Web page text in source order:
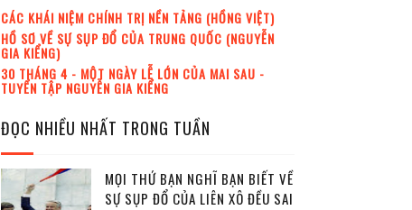
CÁC KHÁI NIỆM CHÍNH TRỊ NỀN TẢNG (HỒNG VIỆT)
HỒ SƠ VỀ SỰ SỤP ĐỔ CỦA TRUNG QUỐC (NGUYỄN
GIA KIỂNG)
30 THÁNG 4 - MỘT NGÀY LỄ LỚN CỦA MAI SAU -
TUYỂN TẬP NGUYỄN GIA KIỂNG
ĐỌC NHIỀU NHẤT TRONG TUẦN
MỌI THỨ BẠN NGHĨ BẠN BIẾT VỀ
SỰ SỤP ĐỔ CỦA LIÊN XÔ ĐỀU SAI